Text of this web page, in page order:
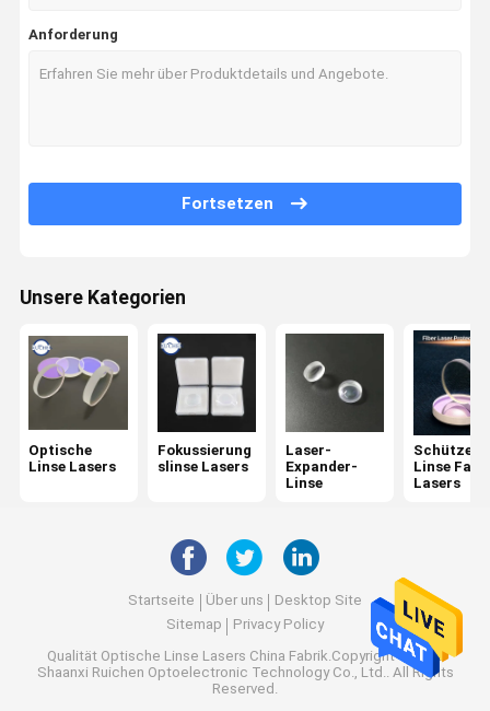
Schützende Linse Faser-Lasers
45 Grad-reflektierende Linse
0 Grad-Laser-Ertrag-Linse
Dichroiker Filter
Optischer Bandpassfilter
Ir-Optik
Keilspiegel
Anforderung
Fortsetzen
Unsere Kategorien
Optische
Linse Lasers
Fokussierung
slinse Lasers
Laser-
Expander-
Linse
Linse
Lasers
Startseite Über uns
Desktop Site
Sitemap
Privacy Policy
Qualität Optische Linse Lasers China Fabrik.Copyright © 2026
Shaanxi Ruichen Optoelectronic Technology Co., Ltd.. All Rights
Reserved.